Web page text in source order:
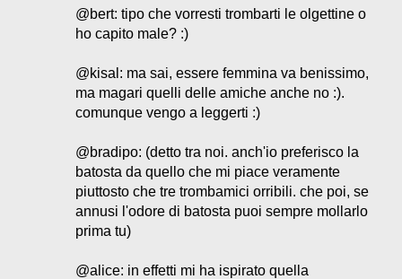
@bert: tipo che vorresti trombarti le olgettine o
ho capito male? :)
@kisal: ma sai, essere femmina va benissimo,
ma magari quelli delle amiche anche no :).
comunque vengo a leggerti :)
@bradipo: (detto tra noi. anch'io preferisco la
batosta da quello che mi piace veramente
piuttosto che tre trombamici orribili. che poi, se
annusi l'odore di batosta puoi sempre mollarlo
prima tu)
@alice: in effetti mi ha ispirato quella